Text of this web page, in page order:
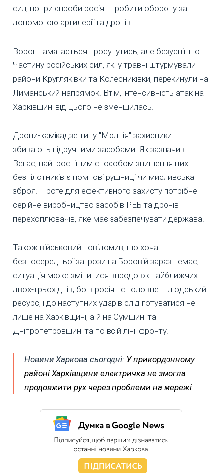
сил, попри спроби росіян пробити оборону за
допомогою артилерії та дронів.
Ворог намагається просунутись, але безуспішно.
Частину російських сил, які у травні штурмували
райони Кругляківки та Колесниківки, перекинули на
Лиманський напрямок. Втім, інтенсивність атак на
Харківщині від цього не зменшилась.
Дрони-камікадзе типу "Молнія" захисники
збивають підручними засобами. Як зазначив
Вегас, найпростішим способом знищення цих
безпілотників є помпові рушниці чи мисливська
зброя. Проте для ефективного захисту потрібне
серійне виробництво засобів РЕБ та дронів-
перехоплювачів, яке має забезпечувати держава.
Також військовий повідомив, що хоча
безпосередньої загрози на Боровій зараз немає,
ситуація може змінитися впродовж найближчих
двох-трьох днів, бо в росіян є головне – людський
ресурс, і до наступних ударів слід готуватися не
лише на Харківщині, а й на Сумщині та
Дніпропетровщині та по всій лінії фронту.
Новини Харкова сьогодні: У прикордонному
районі Харківщини електричка не змогла
продовжити рух через проблеми на мережі